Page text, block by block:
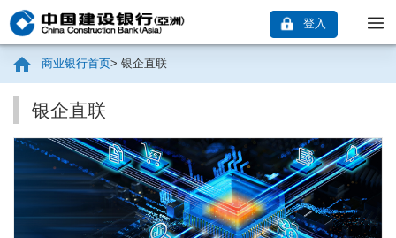
登入
商业银行首页> 银企直联
银企直联